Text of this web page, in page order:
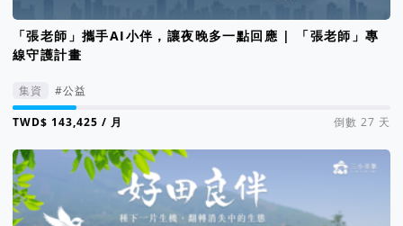
「張老師」攜手AI小伴，讓夜晚多一點回應 | 「張老師」專
線守護計畫
集資 #公益
集資進度 17%
/ 月 倒數 27 天